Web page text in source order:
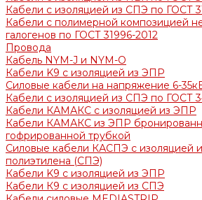
Кабели с изоляцией из СПЭ по ГОСТ
Кабели с полимерной композицией
галогенов по ГОСТ 31996-2012
Провода
Кабель NYM-J и NYM-O
Кабели K9 с изоляцией из ЭПР
Силовые кабели на напряжение 6-
Кабели с изоляцией из СПЭ по ГОСТ
Кабели КАМАКС с изоляцией из ЭПР
Кабели КАМАКС из ЭПР
гофрированной трубкой
Силовые кабели КАСПЭ с изоляцией
полиэтилена (СПЭ)
Кабели K9 с изоляцией из ЭПР
Кабели К9 с изоляцией из СПЭ